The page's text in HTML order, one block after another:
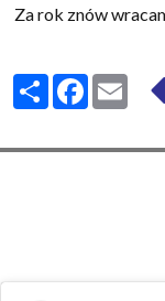
Za rok znów
Share FacebookEmail